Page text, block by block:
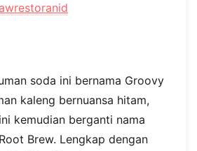
soda ini bernama Groovy
kaleng bernuansa hitam,
kemudian berganti nama
Brew. Lengkap dengan